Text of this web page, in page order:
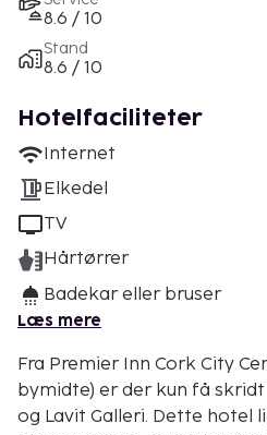
8.6 / 10
Stand
8.6 / 10
Hotelfaciliteter
Internet
Elkedel
TV
Hårtørrer
Badekar eller bruser
Læs mere
Fra Premier Inn Cork City
bymidte) er der kun få
og Lavit Galleri. Dette hotel ligger 12,6 km fra